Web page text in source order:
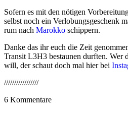
Sofern es mit den nötigen
selbst noch ein Verlobungsgeschenk
rum nach Marokko schippern.
Danke das ihr euch die Zeit
Transit L3H3 bestaunen durften. Wer
will, der schaut doch mal hier bei
/////////////////
6 Kommentare